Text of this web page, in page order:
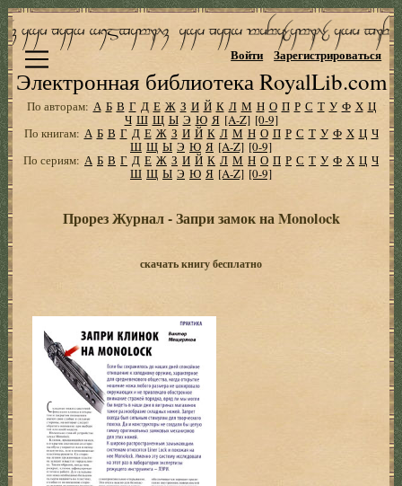
Электронная библиотека RoyalLib.com
Войти Зарегистрироваться
По авторам: А Б В Г Д Е Ж З И Й К Л М Н О П Р С Т У Ф Х Ц
Ч Ш Щ Ы Э Ю Я [A-Z] [0-9]
По книгам: А Б В Г Д Е Ж З И Й К Л М Н О П Р С Т У Ф Х Ц Ч
Ш Щ Ы Э Ю Я [A-Z] [0-9]
По сериям: А Б В Г Д Е Ж З И Й К Л М Н О П Р С Т У Ф Х Ц Ч
Ш Щ Ы Э Ю Я [A-Z] [0-9]
Прорез Журнал - Запри замок на Monolock
скачать книгу бесплатно